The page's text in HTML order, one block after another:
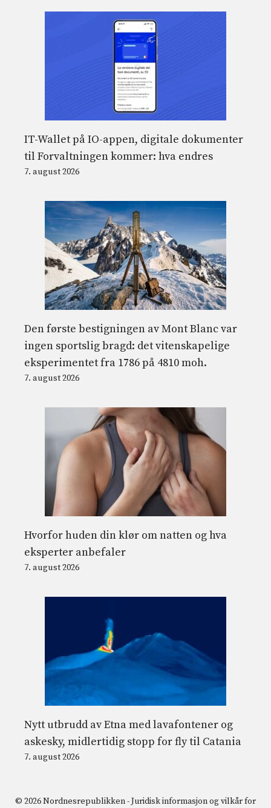
IT-Wallet på IO-appen, digitale dokumenter
til Forvaltningen kommer: hva endres
7. august 2026
Den første bestigningen av Mont Blanc var
ingen sportslig bragd: det vitenskapelige
eksperimentet fra 1786 på 4810 moh.
7. august 2026
Hvorfor huden din klør om natten og hva
eksperter anbefaler
7. august 2026
Nytt utbrudd av Etna med lavafontener og
askesky, midlertidig stopp for fly til Catania
7. august 2026
© 2026 Nordnesrepublikken -Juridisk informasjon og vilkår for